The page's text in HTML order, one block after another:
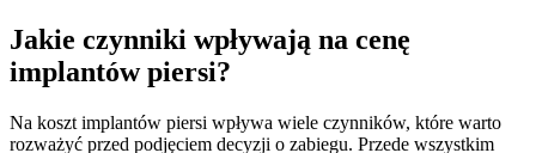
Jakie czynniki wpływają na cenę
implantów piersi?
Na koszt implantów piersi wpływa wiele czynników, które warto
rozważyć przed podjęciem decyzji o zabiegu. Przede wszystkim